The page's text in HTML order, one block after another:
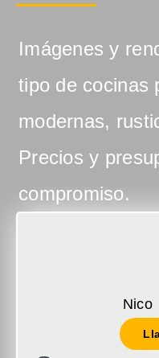
Imágenes y
tipo de cocinas
modernas,
Precios y
compromiso.
Nico